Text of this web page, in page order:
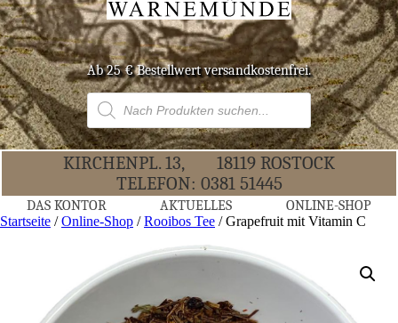
Ab 25 € Bestell­wert versandkostenfrei.
Products
search
KIR­CHEN­PL. 13,
18119 ROS­TOCK
TELE­FON: 0381 51445
DAS KON­TOR AKTU­EL­LES ONLINE-SHOP
Startseite /Online-Shop /Rooibos Tee / Grape­fruit mit Vit­amin C